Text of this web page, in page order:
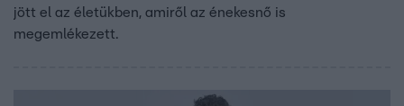
jött el az életükben, amiről az énekesnő is
megemlékezett.